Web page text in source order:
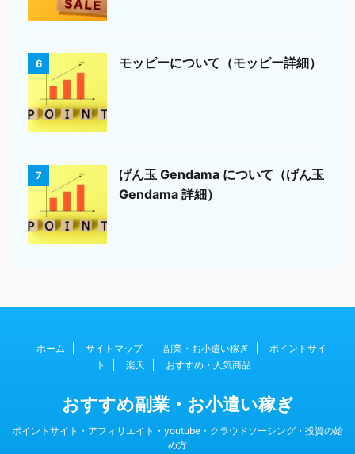
6 モッピーについて（モッピー詳細）
7
げん玉 Gendama について（げん玉
Gendama 詳細）
ホーム サイトマップ 副業・お小遣い稼ぎ
ポイントサイ
ト
楽天 おすすめ・人気商品
おすすめ副業・お小遣い稼ぎ
ポイントサイト・アフィリエイト・youtube・クラウドソーシング・投資の始
め方